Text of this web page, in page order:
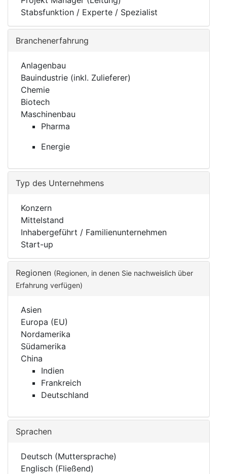
Stabsfunktion / Experte / Spezialist
Branchenerfahrung
Anlagenbau
Bauindustrie (inkl. Zulieferer)
Chemie
Biotech
Maschinenbau
Pharma
Energie
Typ des Unternehmens
Konzern
Mittelstand
Inhabergeführt / Familienunternehmen
Start-up
Regionen (Regionen, in denen Sie nachweislich über
Erfahrung verfügen)
Asien
Europa (EU)
Nordamerika
Südamerika
China
Indien
Frankreich
Deutschland
Sprachen
Deutsch (Muttersprache)
Englisch (Fließend)